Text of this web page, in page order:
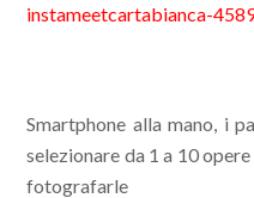
instameetcartabianca-
Smartphone alla mano, i
selezionare da 1 a 10